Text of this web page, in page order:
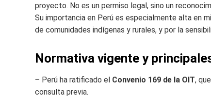
proyecto. No es un permiso legal, sino un
Su importancia en Perú es especialmente alta en
de comunidades indígenas y rurales, y por la
Normativa vigente y
– Perú ha ratificado el Convenio 169 de la OIT,
consulta previa.